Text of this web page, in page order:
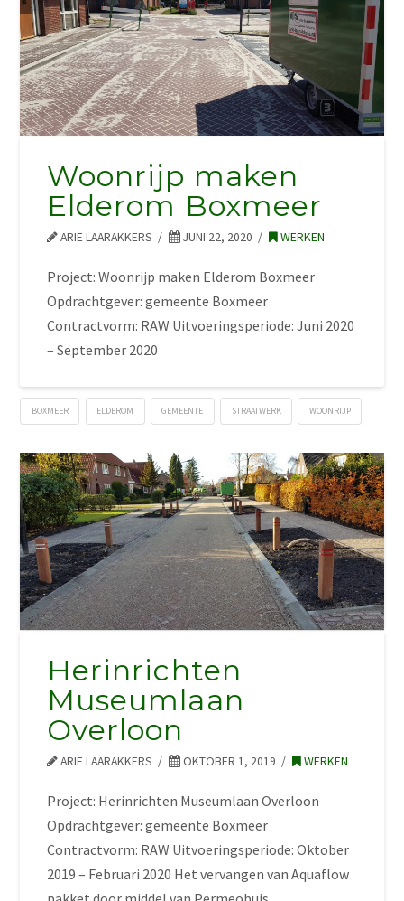
Woonrijp maken
Elderom Boxmeer
ARIE LAARAKKERS JUNI 22, 2020 WERKEN
Project: Woonrijp maken Elderom Boxmeer
Opdrachtgever: gemeente Boxmeer
Contractvorm: RAW Uitvoeringsperiode: Juni 2020
– September 2020
BOXMEER ELDEROM GEMEENTE STRAATWERK WOONRIJP
Herinrichten
Museumlaan
Overloon
ARIE LAARAKKERS OKTOBER 1, 2019 WERKEN
Project: Herinrichten Museumlaan Overloon
Opdrachtgever: gemeente Boxmeer
Contractvorm: RAW Uitvoeringsperiode: Oktober
2019 – Februari 2020 Het vervangen van Aquaflow